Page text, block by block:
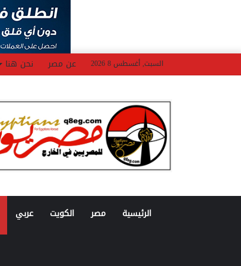
السبت, أغسطس 8 2026 عن مصر نحن هنا
الرئيسية مصر الكويت عربي